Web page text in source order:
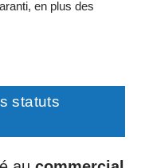
en plus des
statuts